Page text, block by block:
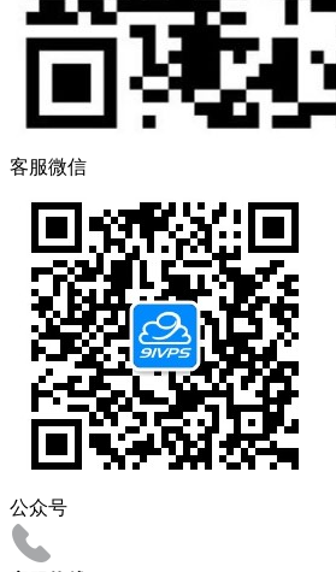
客服微信
公众号